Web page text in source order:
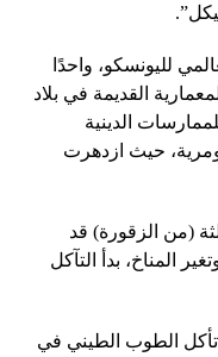
لليونسكو، واحدًا
القديمة في بلاد
الدينية
حيث ازدهرت
(من الزقورة) قد
المناخ، بدأ التآكل
الطوب الطيني في